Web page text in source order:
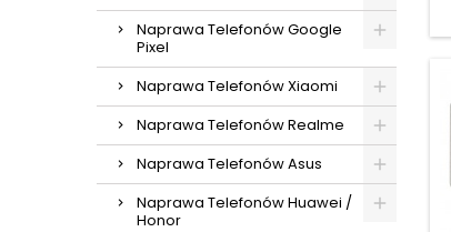
Naprawa Telefonów Google
Pixel
Naprawa Telefonów Xiaomi
Naprawa Telefonów Realme
Naprawa Telefonów Asus
Naprawa Telefonów Huawei /
Honor